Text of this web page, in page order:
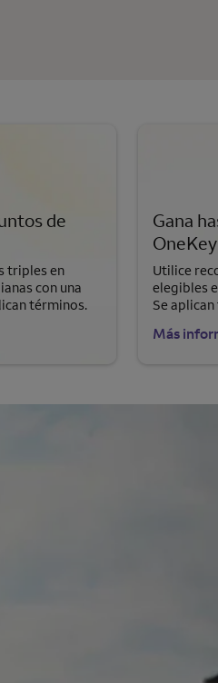
de
triples en
con una
términos.
Gana
Utilice
elegibles
Se
Más